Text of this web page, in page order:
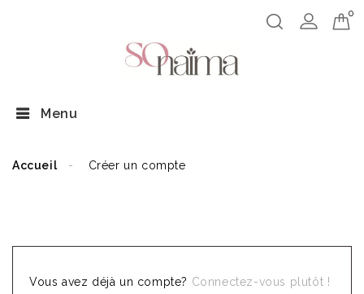
0
Menu
Accueil Créer un compte
Vous avez déjà un compte? Connectez-vous plutôt !